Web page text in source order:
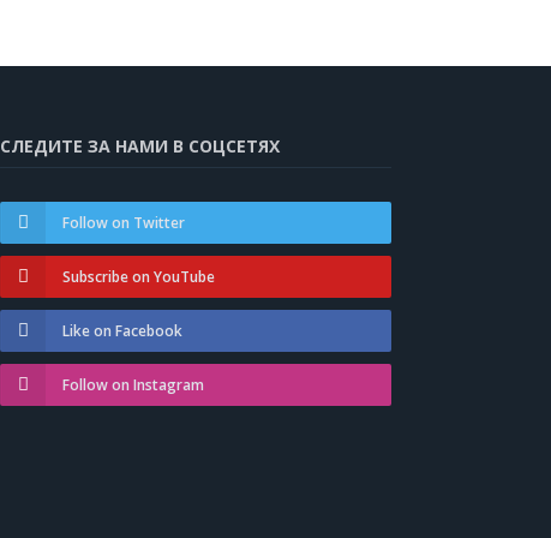
СЛЕДИТЕ ЗА НАМИ В СОЦСЕТЯХ
Follow on Twitter
Subscribe on YouTube
Like on Facebook
Follow on Instagram